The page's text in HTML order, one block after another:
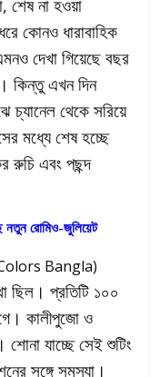
শেষ না হওয়া
কোনও ধারাবাহিক
দেখা গিয়েছে বছর
কিন্তু এখন দিন
চ্যানেল থেকে সরিয়ে
মধ্যে শেষ হচ্ছে
রুচি এবং পছন্দ
নতুন রোমিও-জুলিয়েট
Bangla)
ছিল। প্রতিটি ১০০
কালীপুজো ও
শোনা যাচ্ছে সেই শুটিং
সঙ্গে সমস্যা।